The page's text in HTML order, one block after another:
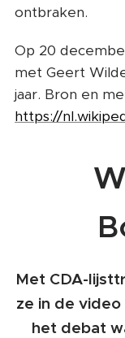
ontbraken.
Op 20
met Geert
jaar. Bron en
https://
Met CDA-
ze in de
het debat